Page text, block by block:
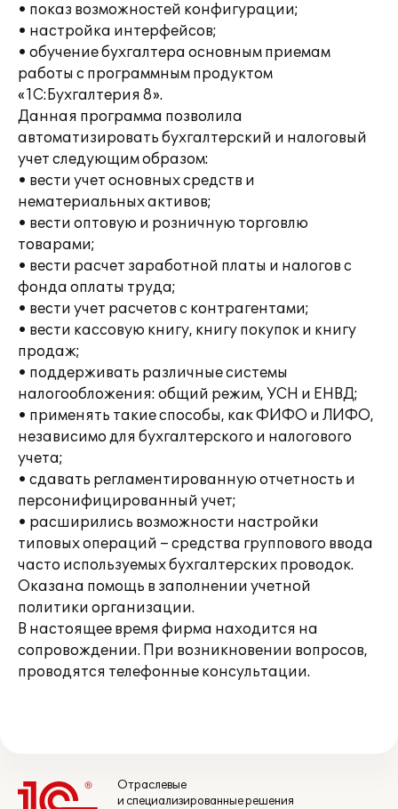
• показ возможностей конфигурации;
• настройка интерфейсов;
• обучение бухгалтера основным приемам
работы с программным продуктом
«1С:Бухгалтерия 8».
Данная программа позволила
автоматизировать бухгалтерский и налоговый
учет следующим образом:
• вести учет основных средств и
нематериальных активов;
• вести оптовую и розничную торговлю
товарами;
• вести расчет заработной платы и налогов с
фонда оплаты труда;
• вести учет расчетов с контрагентами;
• вести кассовую книгу, книгу покупок и книгу
продаж;
• поддерживать различные системы
налогообложения: общий режим, УСН и ЕНВД;
• применять такие способы, как ФИФО и ЛИФО,
независимо для бухгалтерского и налогового
учета;
• сдавать регламентированную отчетность и
персонифицированный учет;
• расширились возможности настройки
типовых операций – средства группового ввода
часто используемых бухгалтерских проводок.
Оказана помощь в заполнении учетной
политики организации.
В настоящее время фирма находится на
сопровождении. При возникновении вопросов,
проводятся телефонные консультации.
Отраслевые
и специализированные решения